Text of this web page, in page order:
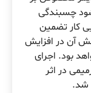
چسبندگی
کار تضمین
آن در افزایش
بود. اجرای
در اثر
شد.